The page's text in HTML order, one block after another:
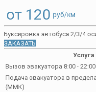
от 120 руб/км
Буксировка автобуса 2/3/4
ЗАКАЗАТЬ
Услуга
Вызов эвакуатора 8:00 -
Подача эвакуатора в
(ММК)